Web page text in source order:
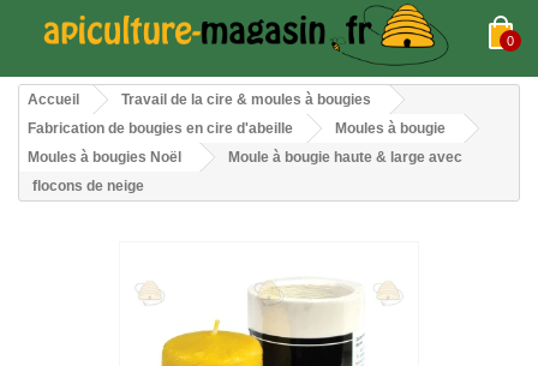
0
Accueil
Travail de la cire & moules à bougies
Fabrication de bougies en cire d'abeille
Moules à bougie
Moules à bougies Noël
Moule à bougie haute & large avec
flocons de neige